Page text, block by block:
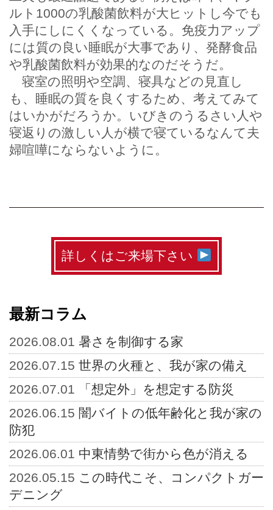
ルト1000の乳酸菌飲料が大ヒットし今でも
入手にしにくくなっている。免疫力アップ
には質の良い睡眠が大事であり、発酵食品
や乳酸菌飲料が効果的なのだそうだ。
寝室の照明や空調、寝具などの見直し
も、睡眠の質を良くするため、考えてみて
はいかがだろうか。いびきのうるさい人や
寝返りの激しい人が横で寝ているなんて夫
婦喧嘩にならないように。
詳しくはご来場下さい
最新コラム
2026.08.01 暑さを制御する家
2026.07.15 世界の火種と、我が家の備え
2026.07.01
「想定外」を想定する防災
2026.06.15 闇バイトの低年齢化と我が家の
防犯
2026.06.01 中東情勢で街から色が消える
2026.05.15 この時代こそ、コンパクトガー
デニング